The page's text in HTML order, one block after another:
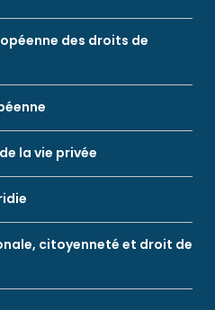
des droits de
la vie privée
citoyenneté et droit de